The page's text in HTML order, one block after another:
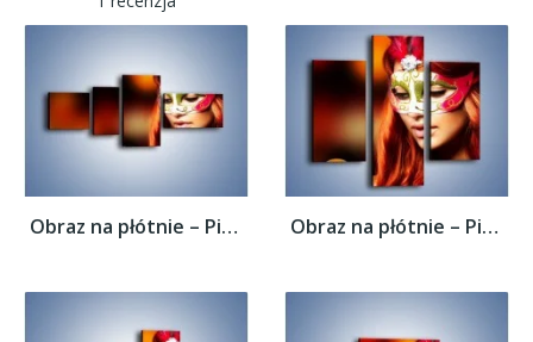
Obraz na płótnie – Piękna kobieta w masce... Obraz na płótnie – Piękna kobieta w masce...